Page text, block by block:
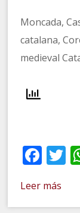
Moncada,
catalana,
medieval
Leer más